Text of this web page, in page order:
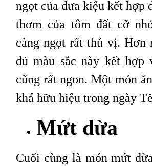
ngọt của dưa kiệu kết hợp
thơm của tôm đất cỡ
càng ngọt rất thú vị. Hơn
đủ màu sắc này kết hợp
cũng rất ngon. Một món
khá hữu hiệu trong ngày
Mứt dừa
Cuối cùng là món mứt